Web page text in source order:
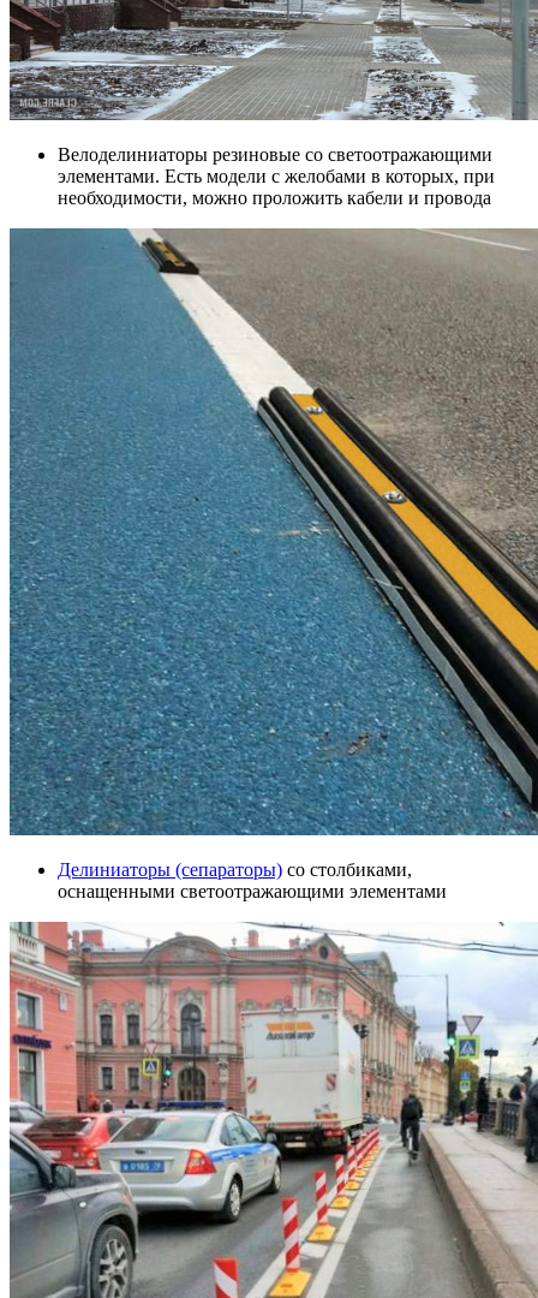
Велоделиниаторы резиновые со светоотражающими
элементами. Есть модели с желобами в которых, при
необходимости, можно проложить кабели и провода
Делиниаторы (сепараторы) со столбиками,
оснащенными светоотражающими элементами